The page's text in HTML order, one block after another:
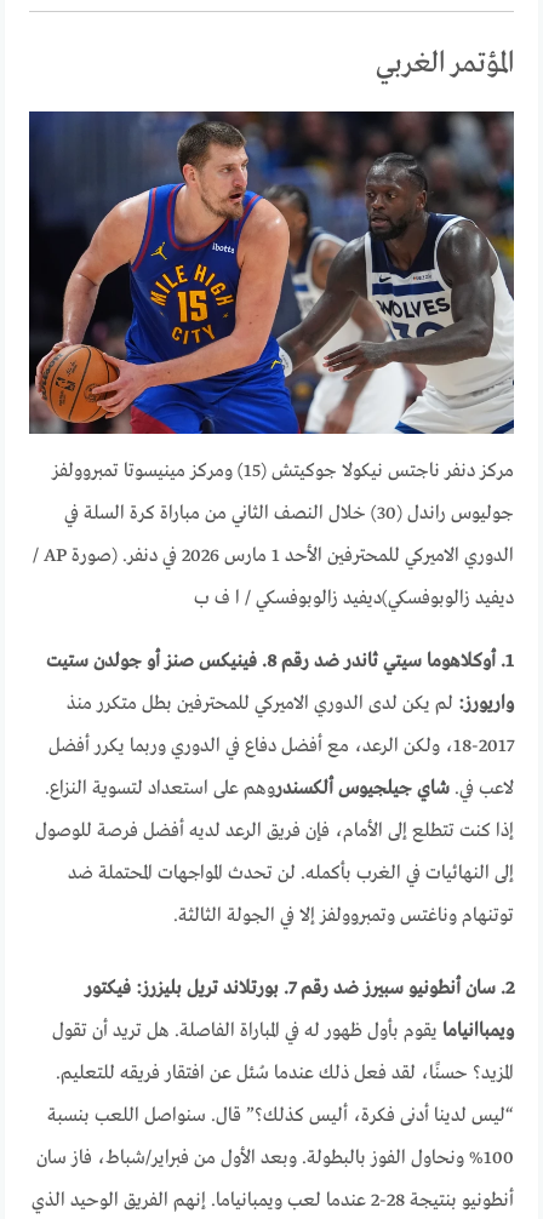
المؤتمر الغربي
مركز دنفر ناجتس نيكولا جوكيتش (15) ومركز مينيسوتا تمبروولفز
جوليوس راندل (30) خلال النصف الثاني من مباراة كرة السلة في
الدوري الاميركي للمحترفين الأحد 1 مارس 2026 في دنفر. (صورة AP /
ديفيد زالوبوفسكي)ديفيد زالوبوفسكي / ا ف ب
1. أوكلاهوما سيتي ثاندر ضد رقم 8. فينيكس صنز أو جولدن ستيت
واريورز: لم يكن لدى الدوري الاميركي للمحترفين بطل متكرر منذ
2017-18، ولكن الرعد، مع أفضل دفاع في الدوري وربما يكرر أفضل
لاعب في.شاي جيلجيوس ألكسندروهم على استعداد لتسوية النزاع.
إذا كنت تتطلع إلى الأمام، فإن فريق الرعد لديه أفضل فرصة للوصول
إلى النهائيات في الغرب بأكمله. لن تحدث المواجهات المحتملة ضد
توتنهام وناغتس وتمبروولفز إلا في الجولة الثالثة.
2. سان أنطونيو سبيرز ضد رقم 7. بورتلاند تريل بليزرز: فيكتور
ويمباانياما يقوم بأول ظهور له في المباراة الفاصلة. هل تريد أن تقول
المزيد؟ حسنًا، لقد فعل ذلك عندما سُئل عن افتقار فريقه للتعليم.
“ليس لدينا أدنى فكرة، أليس كذلك؟” قال. سنواصل اللعب بنسبة
100% ونحاول الفوز بالبطولة. وبعد الأول من فبراير/شباط، فاز سان
أنطونيو بنتيجة 28-2 عندما لعب ويمبانياما. إنهم الفريق الوحيد الذي